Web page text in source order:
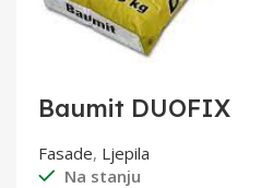
Baumit DUOFIX
25/1
Fasade, Ljepila
Na stanju